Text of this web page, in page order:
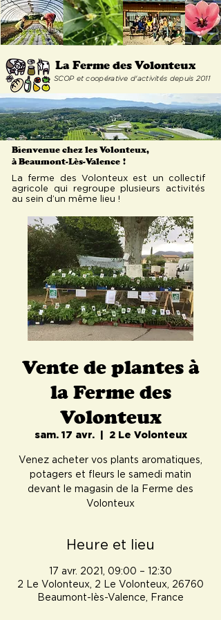
La Ferme des Volonteux
SCOP et coopérative d'activités depuis 2011
Bienvenue chez les Volonteux,
à Beaumont-Lès-Valence !
La ferme des Volonteux est un collectif
agricole qui regroupe plusieurs activités
au sein d’un même lieu !
Vente de plantes à
la Ferme des
Volonteux
sam. 17 avr.
  |
2 Le Volonteux
Venez acheter vos plants aromatiques,
potagers et fleurs le samedi matin
devant le magasin de la Ferme des
Volonteux
Heure et lieu
17 avr. 2021, 09:00 – 12:30
2 Le Volonteux, 2 Le Volonteux, 26760
Beaumont-lès-Valence, France